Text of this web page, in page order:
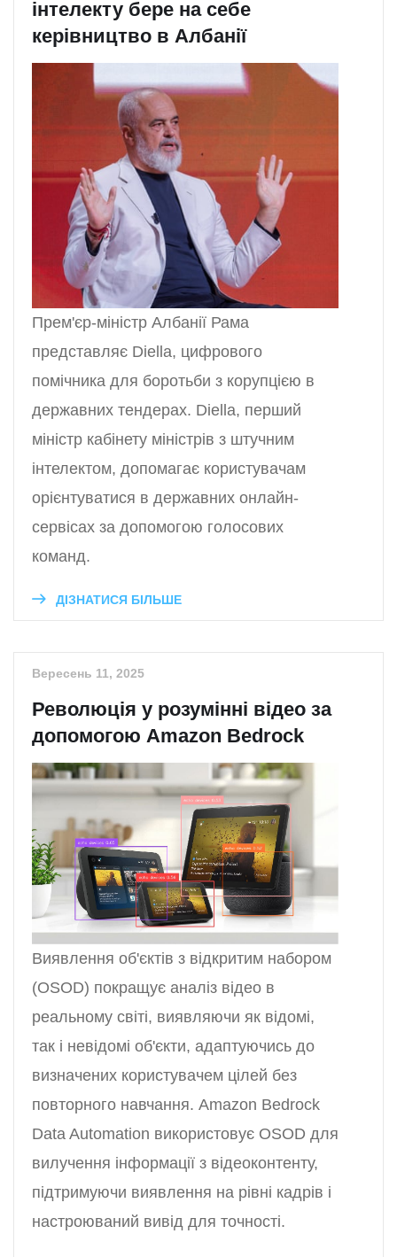
інтелекту бере на себе
керівництво в Албанії
Прем'єр-міністр Албанії Рама
представляє Diella, цифрового
помічника для боротьби з корупцією в
державних тендерах. Diella, перший
міністр кабінету міністрів з штучним
інтелектом, допомагає користувачам
орієнтуватися в державних онлайн-
сервісах за допомогою голосових
команд.
ДІЗНАТИСЯ БІЛЬШЕ
Вересень 11, 2025
Революція у розумінні відео за
допомогою Amazon Bedrock
Виявлення об'єктів з відкритим набором
(OSOD) покращує аналіз відео в
реальному світі, виявляючи як відомі,
так і невідомі об'єкти, адаптуючись до
визначених користувачем цілей без
повторного навчання. Amazon Bedrock
Data Automation використовує OSOD для
вилучення інформації з відеоконтенту,
підтримуючи виявлення на рівні кадрів і
настроюваний вивід для точності.